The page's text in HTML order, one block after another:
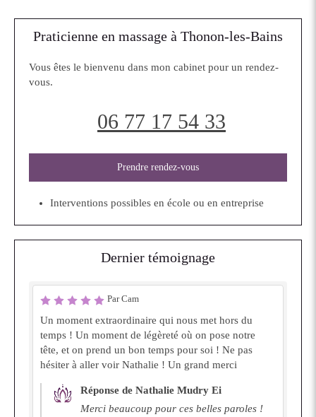
Praticienne en massage à Thonon-les-Bains
Vous êtes le bienvenu dans mon cabinet pour un rendez-
vous.
06 77 17 54 33
Prendre rendez-vous
Interventions possibles en école ou en entreprise
Dernier témoignage
Par Cam
Un moment extraordinaire qui nous met hors du
temps ! Un moment de légèreté où on pose notre
tête, et on prend un bon temps pour soi ! Ne pas
hésiter à aller voir Nathalie ! Un grand merci
Réponse de Nathalie Mudry Ei
Merci beaucoup pour ces belles paroles !